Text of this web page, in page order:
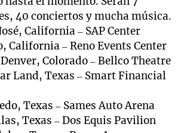
40 conciertos y mucha música.
California – SAP Center
California – Reno Events Center
Denver, Colorado – Bellco Theatre
Land, Texas – Smart Financial
Texas – Sames Auto Arena
Texas – Dos Equis Pavilion